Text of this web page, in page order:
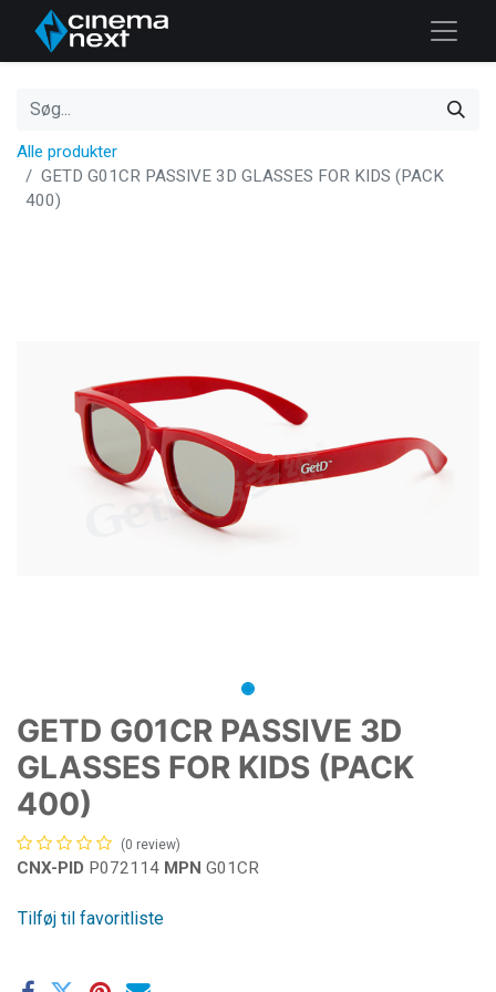
Alle produkter
GETD G01CR PASSIVE 3D GLASSES FOR KIDS (PACK
400)
GETD G01CR PASSIVE 3D
GLASSES FOR KIDS (PACK
400)
(0 review)
CNX-PID P072114 MPN G01CR
Tilføj til favoritliste